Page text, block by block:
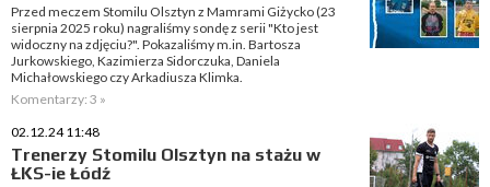
Przed meczem Stomilu Olsztyn z Mamrami Giżycko (23
sierpnia 2025 roku) nagraliśmy sondę z serii "Kto jest
widoczny na zdjęciu?". Pokazaliśmy m.in. Bartosza
Jurkowskiego, Kazimierza Sidorczuka, Daniela
Michałowskiego czy Arkadiusza Klimka.
Komentarzy: 3 »
02.12.24 11:48
Trenerzy Stomilu Olsztyn na stażu w
ŁKS-ie Łódź